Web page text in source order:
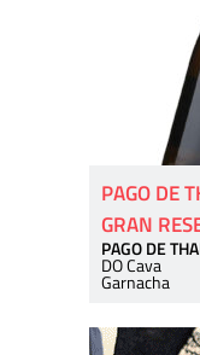
PAGO DE
GRAN
PAGO DE
DO Cava
Garnacha